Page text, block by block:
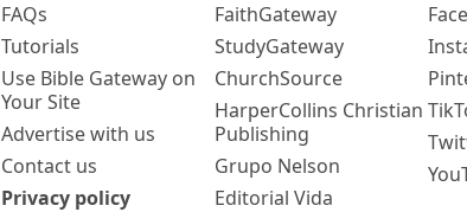
FAQs
Tutorials
Use Bible Gateway on
Your Site
Advertise with us
Contact us
Privacy policy
FaithGateway
StudyGateway
ChurchSource
HarperCollins Christian
Publishing
Grupo Nelson
Editorial Vida